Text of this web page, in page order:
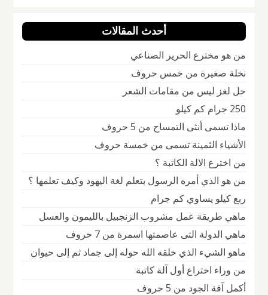
أحدث المقالات
من هو مخترع الحرير الصناعي
نخلة صغيرة من خمس حروف
حل لغز ليس من مقامات الشعر
250 جرام كم كيلو
ماذا تسمى أنثى التمساح من 5 حروف
الأشياء الثمينة تسمى من خمسة حروف
من اخترع الالة الكاتبة ؟
من هو الذي أمره الرسول بتعلم لغة اليهود وكيف تعلمها ؟
ربع كيلو يساوي كم جرام
ماهي طريقة عمل مشروب الزنجبيل بالليمون والعسل
ماهي الدولة التى عاصمتها اسمرة من 7 حروف
ماهو الشيء الذي خلقه الله حوله إلى جماد ثم إلى حيوان
من وراء اختراع أول آلة كاتبة
أكمل آفة الجود من 5 حروف